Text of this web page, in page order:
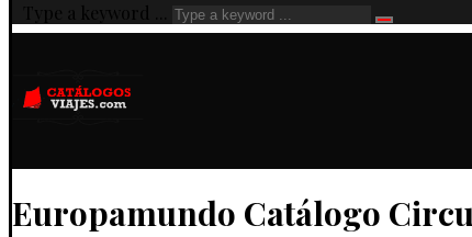
Type a keyword ...
Europamundo Catálogo